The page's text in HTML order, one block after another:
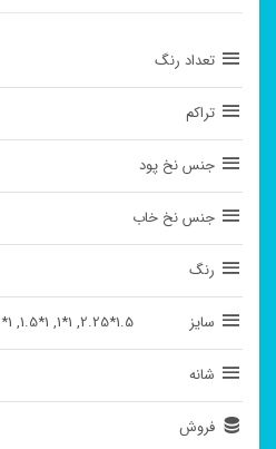
تعداد رنگ
تراکم
جنس نخ پود
جنس نخ خاب
رنگ
سایز 1.5*2.25, 1*1, 1*1.5, 1*2, 1*3, 2.5*3.5, 2*2, 2*3, 3*4
شانه
فروش